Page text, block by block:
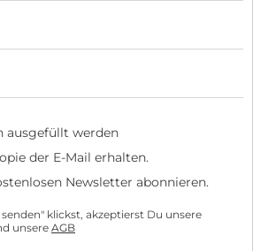
ausgefüllt werden
der E-Mail erhalten.
Newsletter abonnieren.
klickst, akzeptierst Du unsere
unsere AGB